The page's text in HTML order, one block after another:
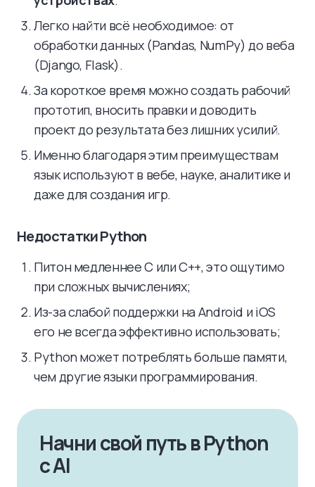
Легко найти всё необходимое: от
обработки данных (Pandas, NumPy) до веба
(Django, Flask).
За короткое время можно создать рабочий
прототип, вносить правки и доводить
проект до результата без лишних усилий.
Именно благодаря этим преимуществам
язык используют в вебе, науке, аналитике и
даже для создания игр.
Недостатки Python
Питон медленнее C или C++, это ощутимо
при сложных вычислениях;
Из-за слабой поддержки на Android и iOS
его не всегда эффективно использовать;
Python может потреблять больше памяти,
чем другие языки программирования.
Начни свой путь в Python
с AI